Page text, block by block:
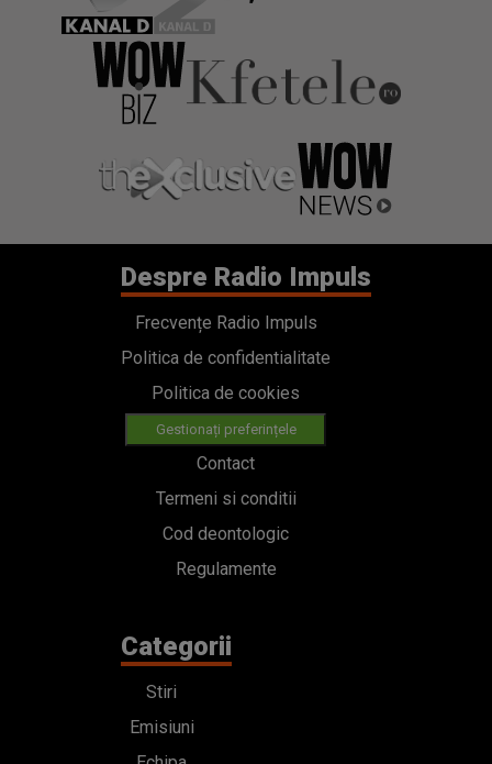
Despre Radio Impuls
Frecvențe Radio Impuls
Politica de confidentialitate
Politica de cookies
Gestionați preferințele
Contact
Termeni si conditii
Cod deontologic
Regulamente
Categorii
Stiri
Emisiuni